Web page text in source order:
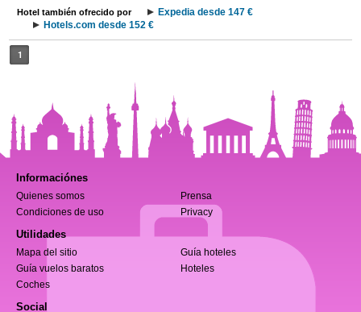
Hotel también ofrecido por
Expedia desde 147 €
Hotels.com desde 152 €
1
Informaciónes
Quienes somos
Prensa
Condiciones de uso
Privacy
Utilidades
Mapa del sitio
Guía hoteles
Guía vuelos baratos
Hoteles
Coches
Social